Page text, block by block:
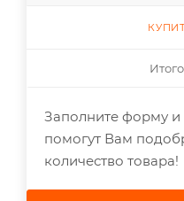
Заполните форму
помогут Вам
количество товара!